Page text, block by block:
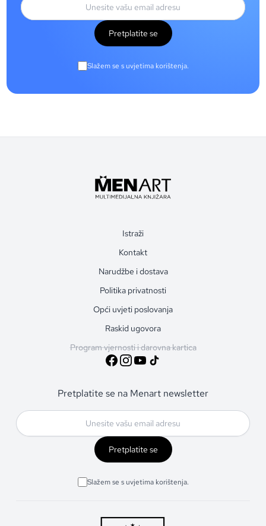
Pretplatite se
Slažem se s uvjetima korištenja.
Istraži
Kontakt
Narudžbe i dostava
Politika privatnosti
Opći uvjeti poslovanja
Raskid ugovora
Program vjernosti i darovna kartica
Pretplatite se na Menart newsletter
Pretplatite se
Slažem se s uvjetima korištenja.